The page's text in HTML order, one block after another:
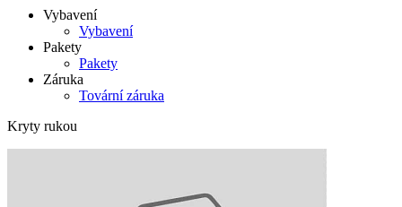
Vybavení
Vybavení
Pakety
Pakety
Záruka
Tovární záruka
Kryty rukou